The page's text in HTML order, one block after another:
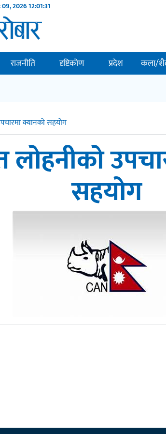
09, 202612:01:31
राजनीति दृष्टिकोण प्रदेश कला/
क्यानको सहयोग
लोहनीको
सहयोग